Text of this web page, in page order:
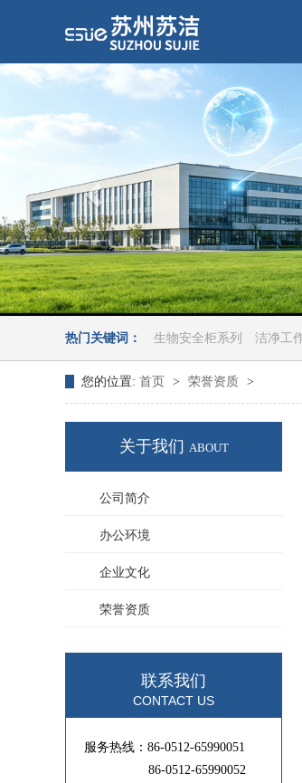
热门关键词： 生物安全柜系列 洁净工
您的位置: 首页 > 荣誉资质 >
关于我们 ABOUT
公司简介
办公环境
企业文化
荣誉资质
联系我们
CONTACT US
服务热线：86-0512-65990051
86-0512-65990052